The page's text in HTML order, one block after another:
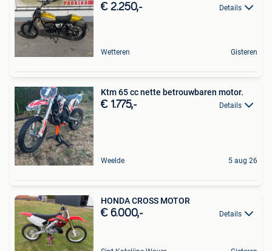
€ 2.250,- Details
Wetteren Gisteren
Ktm 65 cc nette betrouwbaren motor.
€ 1.775,- Details
Weelde 5 aug 26
HONDA CROSS MOTOR
€ 6.000,- Details